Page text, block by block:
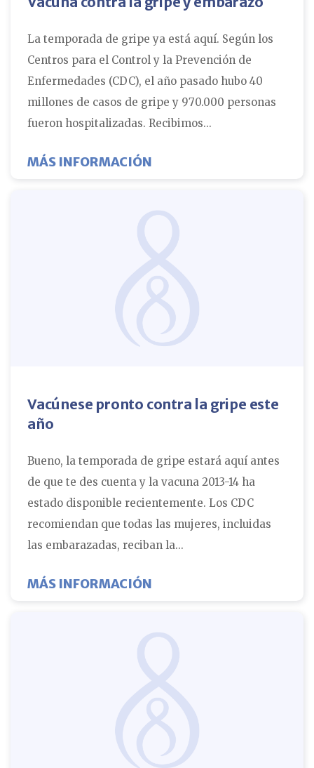
La temporada de gripe ya está aquí. Según los
Centros para el Control y la Prevención de
Enfermedades (CDC), el año pasado hubo 40
millones de casos de gripe y 970.000 personas
fueron hospitalizadas. Recibimos...
MÁS INFORMACIÓN
Vacúnese pronto contra la gripe este
año
Bueno, la temporada de gripe estará aquí antes
de que te des cuenta y la vacuna 2013-14 ha
estado disponible recientemente. Los CDC
recomiendan que todas las mujeres, incluidas
las embarazadas, reciban la...
MÁS INFORMACIÓN